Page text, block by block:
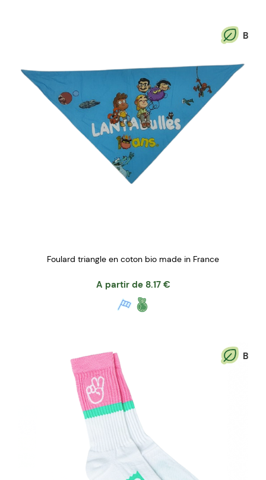
B
Foulard triangle en coton bio made in France
A partir de 8.17 €
B